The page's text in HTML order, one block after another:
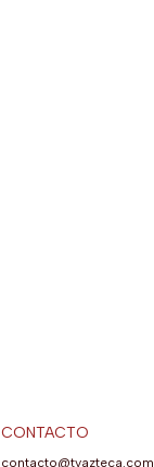
CONTACTO
contacto@tvazteca.com